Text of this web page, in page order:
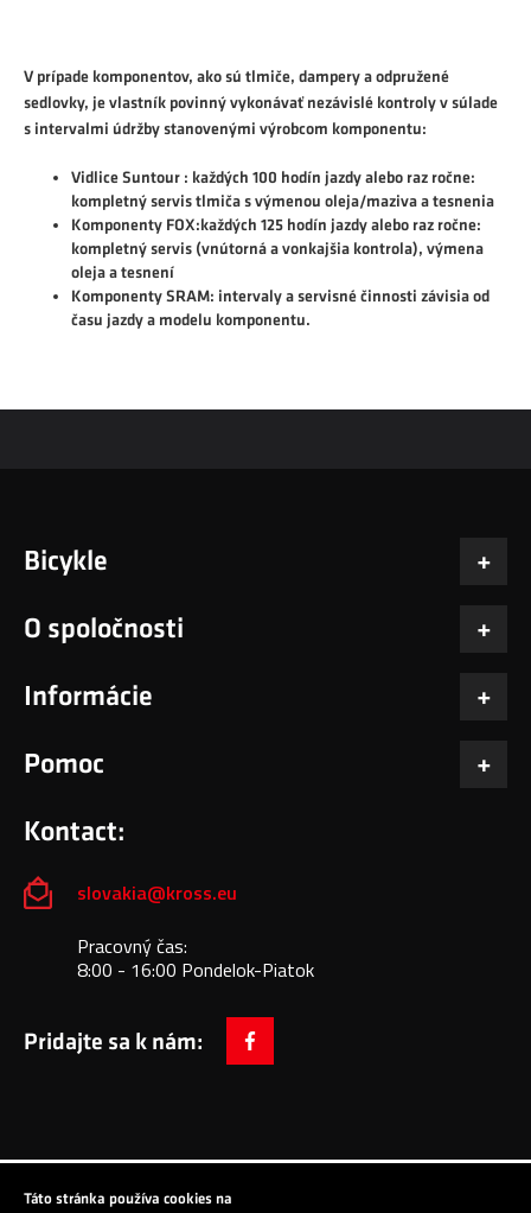
Táto stránka používa cookies na
V prípade komponentov, ako sú tlmiče, dampery a odpružené
sedlovky, je vlastník povinný vykonávať nezávislé kontroly v súlade
s intervalmi údržby stanovenými výrobcom komponentu:
Vidlice Suntour : každých 100 hodín jazdy alebo raz ročne:
kompletný servis tlmiča s výmenou oleja/maziva a tesnenia
Komponenty FOX:každých 125 hodín jazdy alebo raz ročne:
kompletný servis (vnútorná a vonkajšia kontrola), výmena
oleja a tesnení
Komponenty SRAM: intervaly a servisné činnosti závisia od
času jazdy a modelu komponentu.
Bicykle
O spoločnosti
Informácie
Pomoc
Kontact:
slovakia@kross.eu
Pracovný čas:
8:00 - 16:00 Pondelok-Piatok
Pridajte sa k nám:
facebook
Copyright © 2024 All Rights Reserved: KROSS S.A.